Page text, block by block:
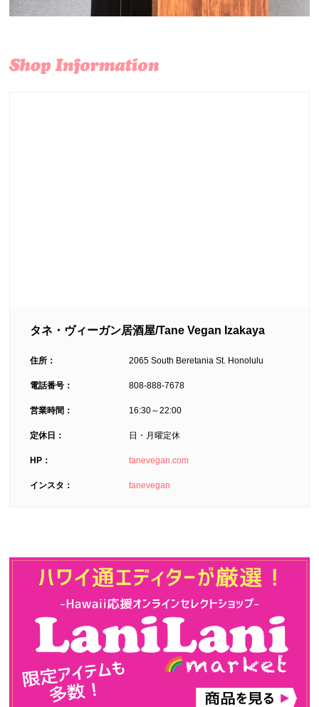
タネ・ヴィーガン居酒屋/Tane Vegan Izakaya
住所： 2065 South Beretania St. Honolulu
電話番号： 808-888-7678
営業時間： 16:30～22:00
定休日： 日・月曜定休
HP： tanevegan.com
インスタ： tanevegan